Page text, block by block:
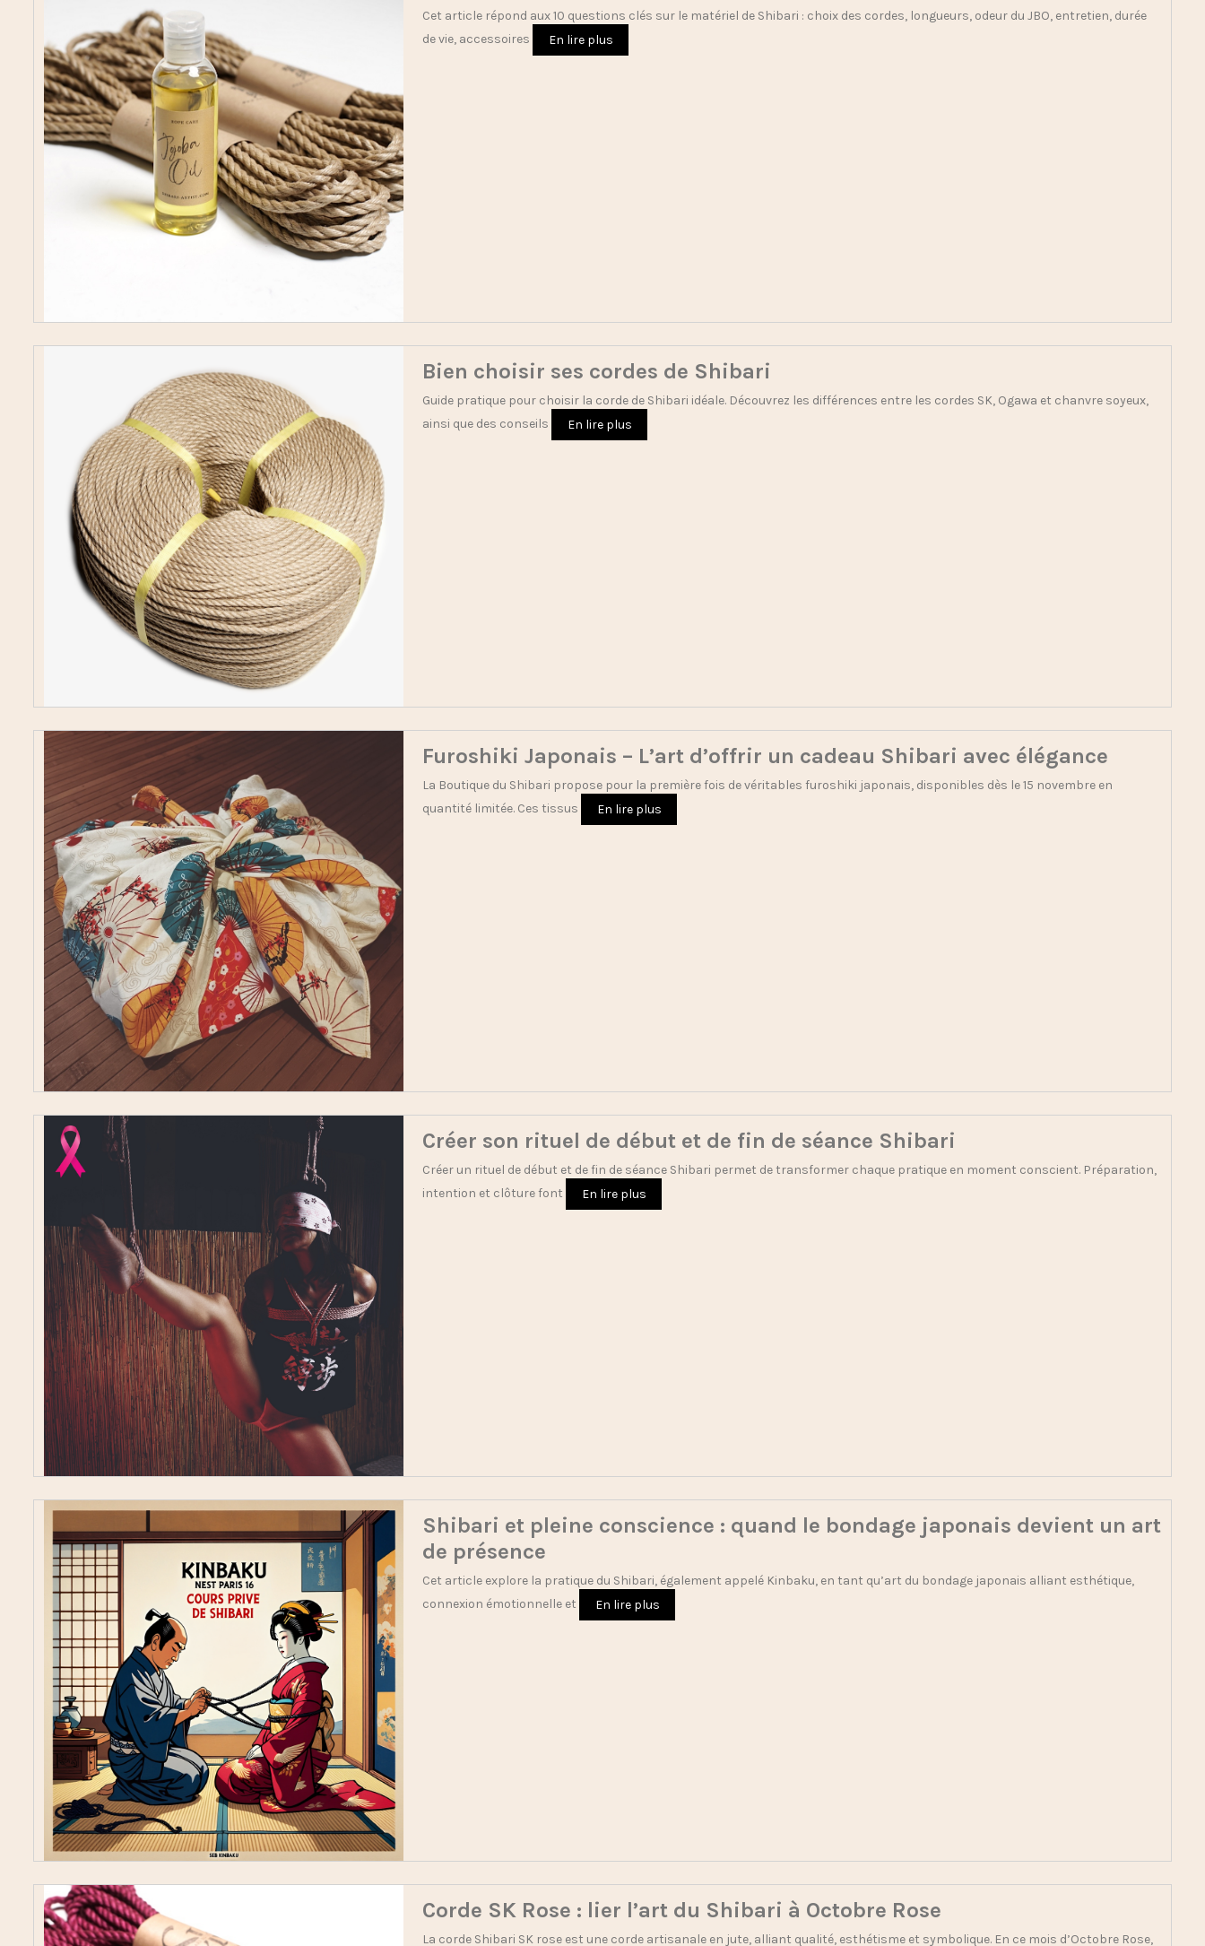
Cet article répond aux 10 questions clés sur le matériel de Shibari : choix des cordes, longueurs, odeur du JBO, entretien, durée
de vie, accessoires
En lire plus
Bien choisir ses cordes de Shibari
Guide pratique pour choisir la corde de Shibari idéale. Découvrez les différences entre les cordes SK, Ogawa et chanvre soyeux,
ainsi que des conseils
En lire plus
Furoshiki Japonais – L’art d’offrir un cadeau Shibari avec élégance
La Boutique du Shibari propose pour la première fois de véritables furoshiki japonais, disponibles dès le 15 novembre en
quantité limitée. Ces tissus
En lire plus
Créer son rituel de début et de fin de séance Shibari
Créer un rituel de début et de fin de séance Shibari permet de transformer chaque pratique en moment conscient. Préparation,
intention et clôture font
En lire plus
Shibari et pleine conscience : quand le bondage japonais devient un art
de présence
Cet article explore la pratique du Shibari, également appelé Kinbaku, en tant qu’art du bondage japonais alliant esthétique,
connexion émotionnelle et
En lire plus
Corde SK Rose : lier l’art du Shibari à Octobre Rose
La corde Shibari SK rose est une corde artisanale en jute, alliant qualité, esthétisme et symbolique. En ce mois d’Octobre Rose,